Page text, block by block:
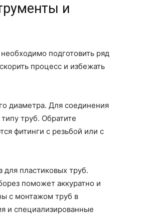
и
подготовить ряд
процесс и избежать
диаметра. Для соединения
труб. Обратите
фитинги с резьбой или с
пластиковых труб.
поможет аккуратно и
с монтажом труб в
и специализированные